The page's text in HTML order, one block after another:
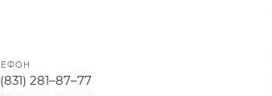
281–87–77